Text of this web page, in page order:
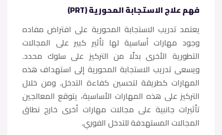
فهم علاج الاستجابة المحورية (PRT)
يعتمد تدريب الاستجابة المحورية على افتراض مفاده
وجود مهارات أساسية لها تأثير كبير على المجالات
التطورية الأخرى بدلًا من التركيز على سلوك محدد.
ويسعى تدريب الاستجابة المحورية إلى استهداف هذه
المهارات كطريقة لتحسين كفاءة التدخل. ومن خلال
التركيز على هذه المهارات الأساسية، يتوقع المعالجين
تأثيرات جانبية على مجالات مهارات أخرى خارج نطاق
المجالات المستهدفة للتدخل الفوري.